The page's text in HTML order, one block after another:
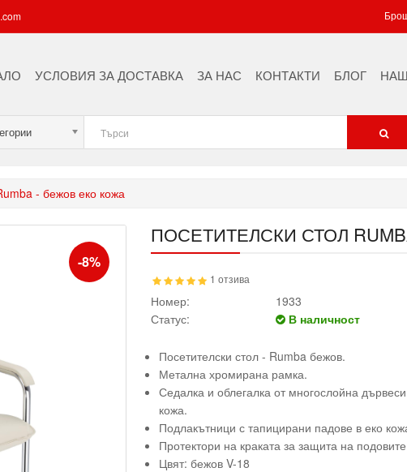
УСЛОВИЯ ЗА ДОСТАВКА ЗА НАС КОНТАКТИ БЛОГ
- бежов еко кожа
-8%
ПОСЕТИТЕЛСКИ СТОЛ
1 отзива
Номер:
1933
Статус:
В наличност
Посетителски стол - Rumba бежов.
Метална хромирана рамка.
Седалка и облегалка от многослойна
кожа.
Подлакътници с тапицирани падове в еко
Протектори на краката за защита на
Цвят: бежов V-18